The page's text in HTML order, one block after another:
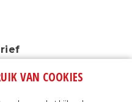
en blijf altijd
VAN COOKIES